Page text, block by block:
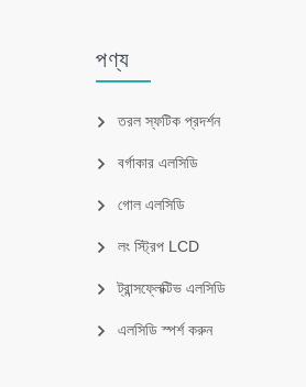
পণ্য
তরল স্ফটিক প্রদর্শন
বর্গাকার এলসিডি
গোল এলসিডি
লং স্ট্রিপ LCD
ট্রান্সফ্লেক্টিভ এলসিডি
এলসিডি স্পর্শ করুন